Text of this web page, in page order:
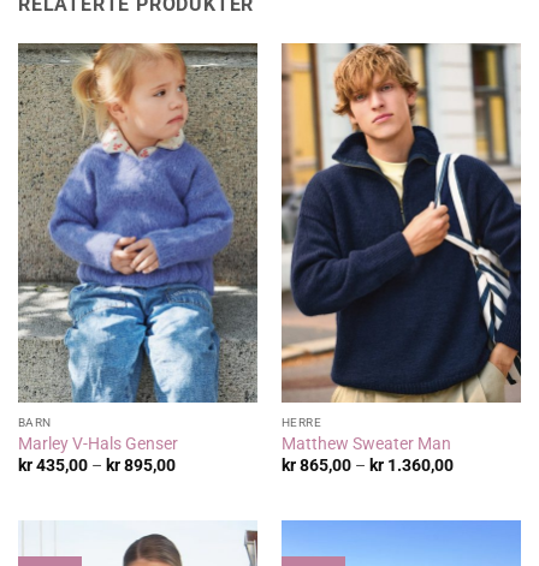
BARN
Marley V-Hals Genser
kr435,00 – kr895,00Prisområde:
HERRE
Matthew Sweater Man
kr865,00 – kr1.360,00